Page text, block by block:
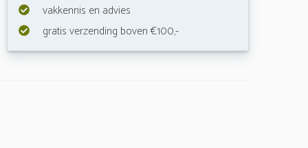
vakkennis en advies
gratis verzending boven €100,-